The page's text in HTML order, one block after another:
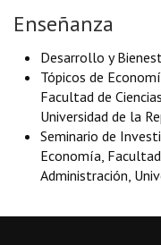
Enseñanza
Desarrollo y
Tópicos de
Facultad de
Universidad de la
Seminario de
Economía,
Administración,